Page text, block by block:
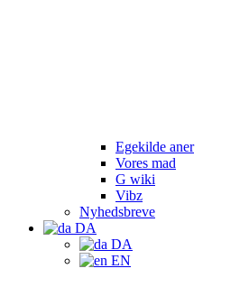
Egekilde aner
Vores mad
G wiki
Vibz
Nyhedsbreve
DA
DA
EN